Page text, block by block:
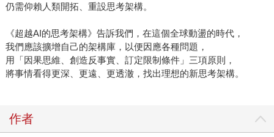
仍需仰賴人類開拓、重設思考架構。
《超越AI的思考架構》告訴我們，在這個全球動盪的時代，
我們應該擴增自己的架構庫，以便因應各種問題，
用「因果思維、創造反事實、訂定限制條件」三項原則，
將事情看得更深、更遠、更透澈，找出理想的新思考架構。
作者